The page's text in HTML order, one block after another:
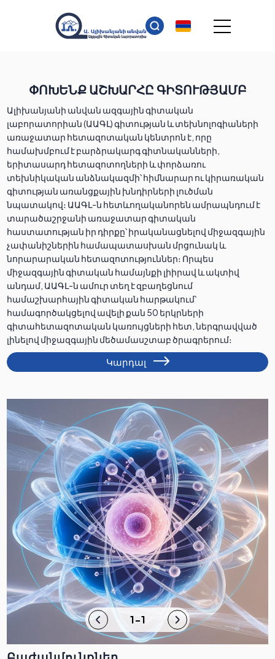
ՓՈԽԵՆՔ ԱՇԽԱՐՀԸ ԳԻՏՈՒԹՅԱՄԲ
Ալիխանյանի անվան ազգային գիտական
լաբորատորիան (ԱԱԳԼ) գիտության և տեխնոլոգիաների
առաջատար հետազոտական կենտրոն է, որը
համախմբում է բարձրակարգ գիտնականների,
երիտասարդ հետազոտողների և փորձառու
տեխնիկական անձնակազմի՝ հիմնարար ու կիրառական
գիտության առանցքային խնդիրների լուծման
նպատակով։ ԱԱԳԼ-ն հետևողականորեն ամրապնդում է
տարածաշրջանի առաջատար գիտական
հաստատության իր դիրքը՝ իրականացնելով միջազգային
չափանիշներին համապատասխան մրցունակ և
նորարարական հետազոտություններ։ Որպես
միջազգային գիտական համայնքի լիիրավ և ակտիվ
անդամ, ԱԱԳԼ-ն ամուր տեղ է զբաղեցնում
համաշխարհային գիտական հարթակում՝
համագործակցելով ավելի քան 50 երկրների
գիտահետազոտական կառույցների հետ, ներգրավված
լինելով միջազգային մեծամասշտաբ ծրագրերում։
Կարդալ
1-1